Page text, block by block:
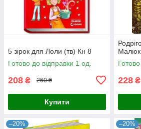
5 зірок для Лоли (тв) Кн 8
Готово до відправки 1 од.
208 ₴ 260 ₴
Купити
228 ₴
–20% –20%